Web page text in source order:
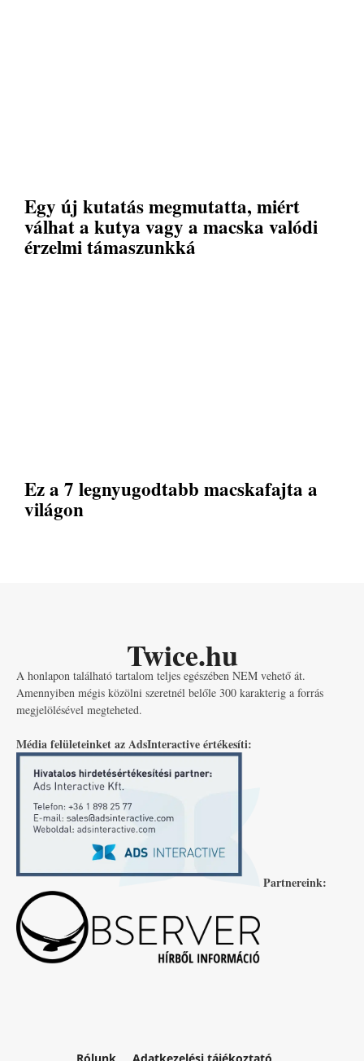
Egy új kutatás megmutatta, miért
válhat a kutya vagy a macska valódi
érzelmi támaszunkká
Ez a 7 legnyugodtabb macskafajta a
világon
Twice.hu
A honlapon található tartalom teljes egészében NEM vehető át.
Amennyiben mégis közölni szeretnél belőle 300 karakterig a forrás
megjelölésével megteheted.
Média felületeinket az AdsInteractive értékesíti:
Partnereink: